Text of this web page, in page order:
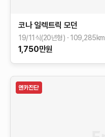
코나 일렉트릭 모던
19/11식(20년형) 109,285km
1,750만원